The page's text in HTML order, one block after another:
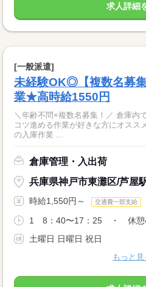
求人詳細
[一般派遣]
未経験OK◎【複数名募
業★高時給1550円
＼年齢不問×複数名募集！／ 倉庫内でのシンプルな入出庫作業♪ コツ
コツ進める作業が好きな方にオススメです！ 【お仕事内
の入庫作業 ...
倉庫管理・入出荷
兵庫県神戸市東灘区/芦屋
時給1,550円～ 交通費一部支給
1 8：40〜17：25 ・ 休憩
土曜日 日曜日 祝日
もっと見